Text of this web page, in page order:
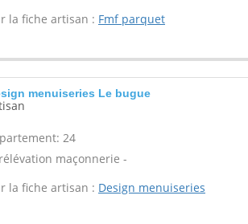
la fiche artisan : Fmf parquet
menuiseries Le bugue
24
maçonnerie -
la fiche artisan : Design menuiseries